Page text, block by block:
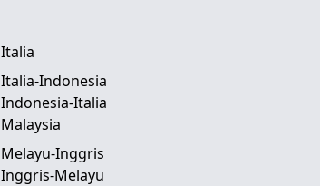
Italia
Italia-Indonesia
Indonesia-Italia
Malaysia
Melayu-Inggris
Inggris-Melayu